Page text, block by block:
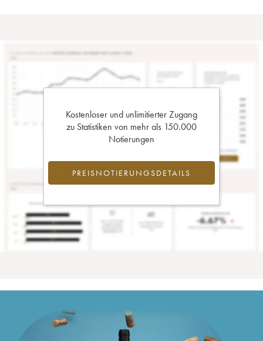
Kostenloser und unlimitierter Zugang
zu Statistiken von mehr als 150.000
Notierungen
PREISNOTIERUNGSDETAILS